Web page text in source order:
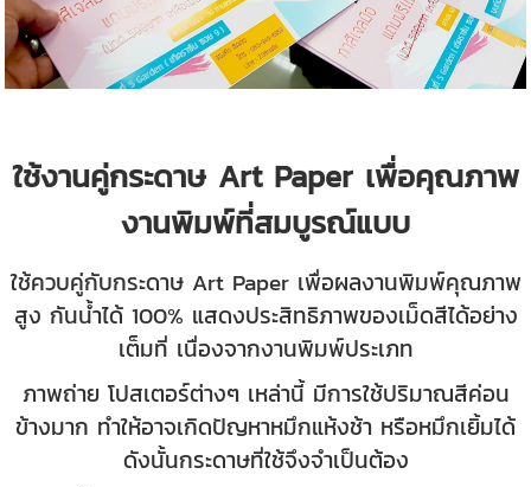
ใช้งานคู่กระดาษ Art Paper เพื่อคุณภาพ
งานพิมพ์ที่สมบูรณ์แบบ
ใช้ควบคู่กับกระดาษ Art Paper เพื่อผลงานพิมพ์คุณภาพ
สูง กันน้ำได้ 100% แสดงประสิทธิภาพของเม็ดสีได้อย่าง
เต็มที่ เนื่องจากงานพิมพ์ประเภท
ภาพถ่าย โปสเตอร์ต่างๆ เหล่านี้ มีการใช้ปริมาณสีค่อน
ข้างมาก ทำให้อาจเกิดปัญหาหมึกแห้งช้า หรือหมึกเยิ้มได้
ดังนั้นกระดาษที่ใช้จึงจำเป็นต้อง